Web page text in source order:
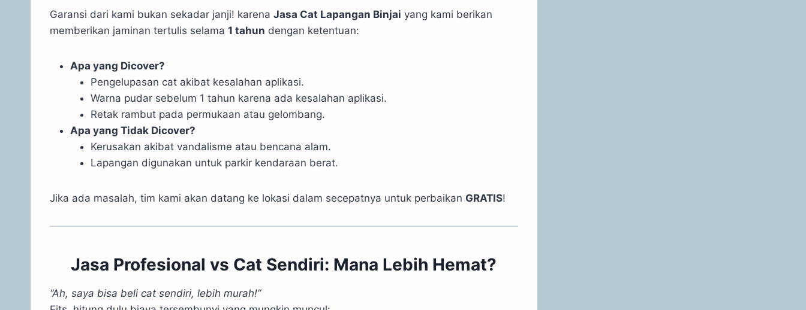
Garansi dari kami bukan sekadar janji! karena Jasa Cat Lapangan Binjai yang kami berikan
memberikan jaminan tertulis selama 1 tahun dengan ketentuan:
Apa yang Dicover?
Pengelupasan cat akibat kesalahan aplikasi.
Warna pudar sebelum 1 tahun karena ada kesalahan aplikasi.
Retak rambut pada permukaan atau gelombang.
Apa yang Tidak Dicover?
Kerusakan akibat vandalisme atau bencana alam.
Lapangan digunakan untuk parkir kendaraan berat.
Jika ada masalah, tim kami akan datang ke lokasi dalam secepatnya untuk perbaikan GRATIS!
Jasa Profesional vs Cat Sendiri: Mana Lebih Hemat?
“Ah, saya bisa beli cat sendiri, lebih murah!”